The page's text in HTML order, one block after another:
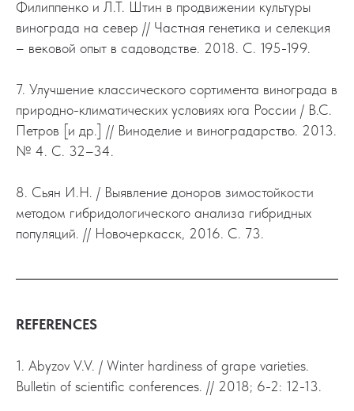
Филиппенко и Л.Т. Штин в продвижении культуры
винограда на север // Частная генетика и селекция
– вековой опыт в садоводстве. 2018. С. 195-199.
7. Улучшение классического сортимента винограда в
природно-климатических условиях юга России / В.С.
Петров [и др.] // Виноделие и виноградарство. 2013.
№ 4. С. 32–34.
8. Сьян И.Н. / Выявление доноров зимостойкости
методом гибридологического анализа гибридных
популяций. // Новочеркасск, 2016. С. 73.
REFERENCES
1. Abyzov V.V. / Winter hardiness of grape varieties.
Bulletin of scientific conferences. // 2018; 6-2: 12-13.